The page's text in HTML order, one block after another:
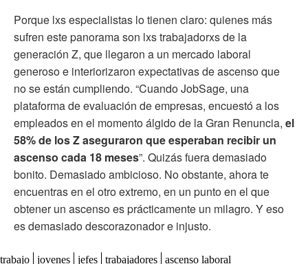
Porque lxs especialistas lo tienen claro: quienes más
sufren este panorama son lxs trabajadorxs de la
generación Z, que llegaron a un mercado laboral
generoso e interiorizaron expectativas de ascenso que
no se están cumpliendo. “Cuando JobSage, una
plataforma de evaluación de empresas, encuestó a los
empleados en el momento álgido de la Gran Renuncia, el
58% de los Z aseguraron que esperaban recibir un
ascenso cada 18 meses”. Quizás fuera demasiado
bonito. Demasiado ambicioso. No obstante, ahora te
encuentras en el otro extremo, en un punto en el que
obtener un ascenso es prácticamente un milagro. Y eso
es demasiado descorazonador e injusto.
trabajo jovenes jefes trabajadores ascenso laboral